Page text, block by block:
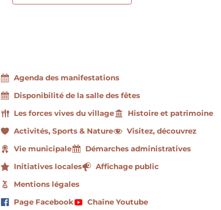
Agenda des manifestations
Disponibilité de la salle des fêtes
Les forces vives du village
Histoire et patrimoine
Activités, Sports & Nature
Visitez, découvrez
Vie municipale
Démarches administratives
Initiatives locales
Affichage public
Mentions légales
Page Facebook
Chaîne Youtube